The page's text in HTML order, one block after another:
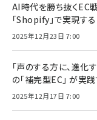
AI時代を勝ち抜くEC
「Shopify」で実現す
2025年12月23日 7:00
「声のする方に、進化
の「補完型EC」 が実
2025年12月17日 7:00